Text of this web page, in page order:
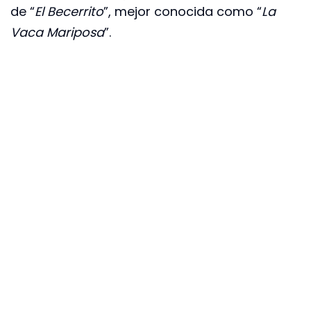
de “El Becerrito”, mejor conocida como “La
Vaca Mariposa”.